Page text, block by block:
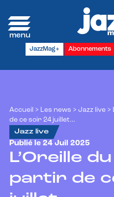
JazzMag+ Abonnements
Accueil > Les news > Jazz live >
de ce soir 24 juillet…
Jazz live
Publié le 24 Juil 2025
L’Oreille
partir de